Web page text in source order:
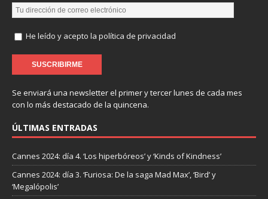
He leído y acepto la política de privacidad
Se enviará una newsletter el primer y tercer lunes de cada mes
con lo más destacado de la quincena.
ÚLTIMAS ENTRADAS
Cannes 2024: día 4. ‘Los hiperbóreos’ y ‘Kinds of Kindness’
Cannes 2024: día 3. ‘Furiosa: De la saga Mad Max’, ‘Bird’ y
‘Megalópolis’